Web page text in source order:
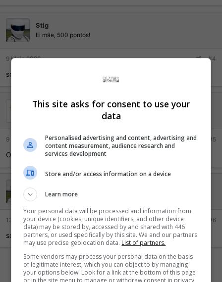
Stig
Ei mãe, 500 pontos!
9 Maio 2026 #4
sobe...
Dante Viggo
9 Maio 2026 #5
Olá, você faria sem os jogos, se sim, quando ficaria?
Ei mãe, 500 pontos!
13 Maio 2026 #6
sobe...
This site asks for consent to use your
data
Personalised advertising and content, advertising and
content measurement, audience research and
services development
Store and/or access information on a device
Learn more
Your personal data will be processed and information from
your device (cookies, unique identifiers, and other device
data) may be stored by, accessed by and shared with 446
partners, or used specifically by this site. We and our partners
may use precise geolocation data. List of partners.
Some vendors may process your personal data on the basis
of legitimate interest, which you can object to by managing
your options below. Look for a link at the bottom of this page
or in the site menu to manage or withdraw consent in privacy